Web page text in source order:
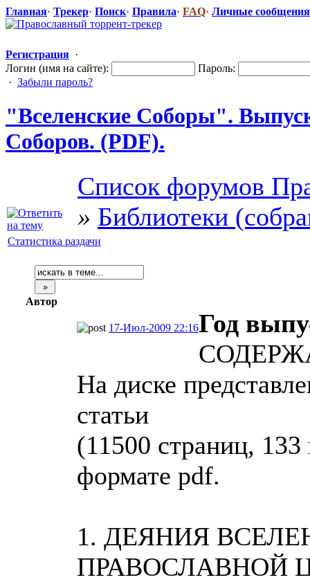
Главная· Трекер· Поиск· Правила· FAQ· Личные сообщения
Регистрация ·
Логин (имя на сайте):
Пароль:
· Забыли пароль?
"Вселенс​кие Соборы".
Соборов. (PDF).
Список форумов
» Библиотеки
Статистика раздачи
Автор
17-Июл-2009 22:16Год
На диске
статьи
(11500 страниц,
формате pdf.
1. ДЕЯНИЯ
ПРАВОСЛАВНОЙ